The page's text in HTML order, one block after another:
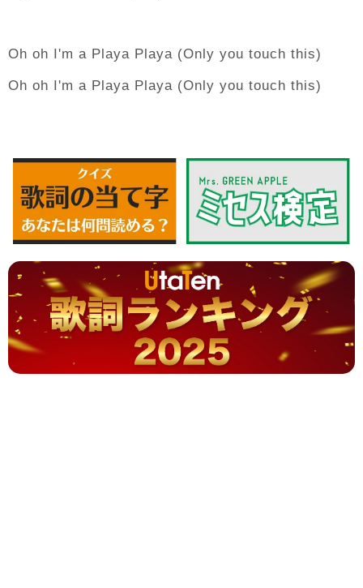
Oh oh I'm a Playa Playa (Only you touch this)
Oh oh I'm a Playa Playa (Only you touch this)